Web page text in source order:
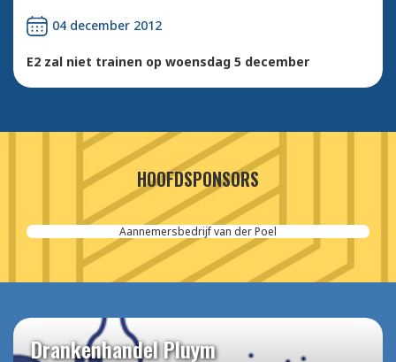
04 december 2012
E2 zal niet trainen op woensdag 5 december
HOOFDSPONSORS
Aannemersbedrijf van der Poel
Drankenhandel Pluym